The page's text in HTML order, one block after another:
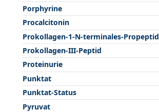
Porphyrine
Procalcitonin
Prokollagen-1-N-terminales-Propeptid
Prokollagen-III-Peptid
Proteinurie
Punktat
Punktat-Status
Pyruvat